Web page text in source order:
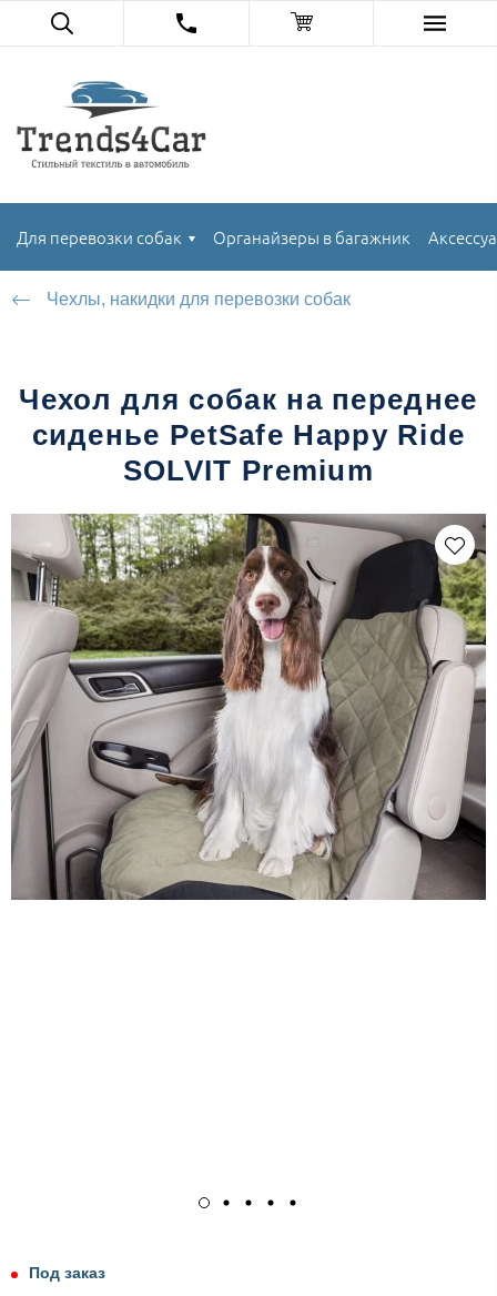
Для перевозки собак Органайзеры в багажник
Чехлы, накидки для перевозки собак
Чехол для собак на переднее
сиденье PetSafe Happy Ride
SOLVIT Premium
Под заказ